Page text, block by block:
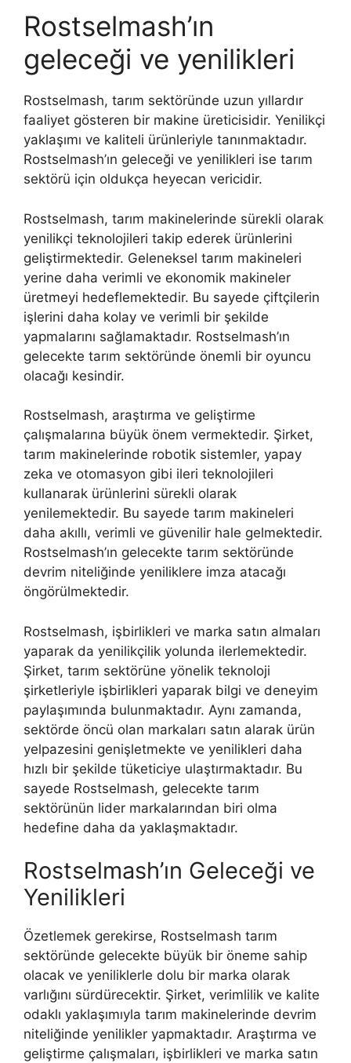
Rostselmash’ın
geleceği ve yenilikleri
Rostselmash, tarım sektöründe uzun yıllardır
faaliyet gösteren bir makine üreticisidir. Yenilikçi
yaklaşımı ve kaliteli ürünleriyle tanınmaktadır.
Rostselmash’ın geleceği ve yenilikleri ise tarım
sektörü için oldukça heyecan vericidir.
Rostselmash, tarım makinelerinde sürekli olarak
yenilikçi teknolojileri takip ederek ürünlerini
geliştirmektedir. Geleneksel tarım makineleri
yerine daha verimli ve ekonomik makineler
üretmeyi hedeflemektedir. Bu sayede çiftçilerin
işlerini daha kolay ve verimli bir şekilde
yapmalarını sağlamaktadır. Rostselmash’ın
gelecekte tarım sektöründe önemli bir oyuncu
olacağı kesindir.
Rostselmash, araştırma ve geliştirme
çalışmalarına büyük önem vermektedir. Şirket,
tarım makinelerinde robotik sistemler, yapay
zeka ve otomasyon gibi ileri teknolojileri
kullanarak ürünlerini sürekli olarak
yenilemektedir. Bu sayede tarım makineleri
daha akıllı, verimli ve güvenilir hale gelmektedir.
Rostselmash’ın gelecekte tarım sektöründe
devrim niteliğinde yeniliklere imza atacağı
öngörülmektedir.
Rostselmash, işbirlikleri ve marka satın almaları
yaparak da yenilikçilik yolunda ilerlemektedir.
Şirket, tarım sektörüne yönelik teknoloji
şirketleriyle işbirlikleri yaparak bilgi ve deneyim
paylaşımında bulunmaktadır. Aynı zamanda,
sektörde öncü olan markaları satın alarak ürün
yelpazesini genişletmekte ve yenilikleri daha
hızlı bir şekilde tüketiciye ulaştırmaktadır. Bu
sayede Rostselmash, gelecekte tarım
sektörünün lider markalarından biri olma
hedefine daha da yaklaşmaktadır.
Rostselmash’ın Geleceği ve
Yenilikleri
Özetlemek gerekirse, Rostselmash tarım
sektöründe gelecekte büyük bir öneme sahip
olacak ve yeniliklerle dolu bir marka olarak
varlığını sürdürecektir. Şirket, verimlilik ve kalite
odaklı yaklaşımıyla tarım makinelerinde devrim
niteliğinde yenilikler yapmaktadır. Araştırma ve
geliştirme çalışmaları, işbirlikleri ve marka satın